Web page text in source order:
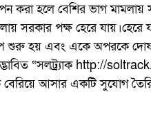
করা হলে বেশির ভাগ মামলায়
সরকার পক্ষ হেরে যায়।হেরে
শুরু হয় এবং একে অপরকে
“সলট্র্যাক http://
আসার একটি সুযোগ